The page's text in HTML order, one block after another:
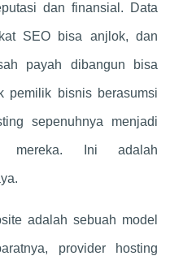
dan finansial. Data
SEO bisa anjlok, dan
payah dibangun bisa
pemilik bisnis berasumsi
sepenuhnya menjadi
mereka. Ini adalah
adalah sebuah model
provider hosting